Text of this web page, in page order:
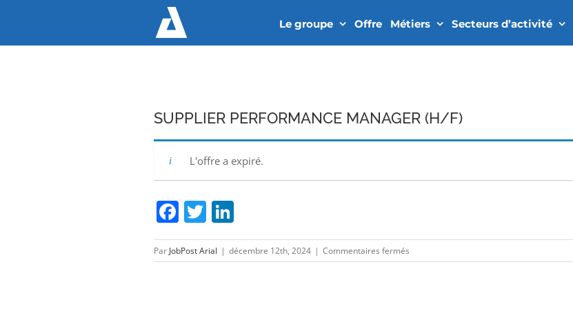
contenu
Le groupe Offre Métiers Secteurs d’activité
SUPPLIER PERFORMANCE MANAGER (H/F)
L'offre a expiré.
Facebook
TwitterLinkedIn
Par JobPost Arial | décembre 12th, 2024 | Commentaires ferméssur
SUPPLIER